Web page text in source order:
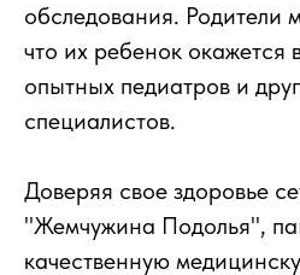
обследования. Родители
что их ребенок окажется
опытных педиатров и
специалистов.
Доверяя свое здоровье
"Жемчужина Подолья",
качественную